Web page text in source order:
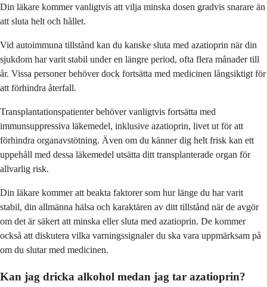
Din läkare kommer vanligtvis att vilja minska dosen gradvis snarare än
att sluta helt och hållet.
Vid autoimmuna tillstånd kan du kanske sluta med azatioprin när din
sjukdom har varit stabil under en längre period, ofta flera månader till
år. Vissa personer behöver dock fortsätta med medicinen långsiktigt för
att förhindra återfall.
Transplantationspatienter behöver vanligtvis fortsätta med
immunsuppressiva läkemedel, inklusive azatioprin, livet ut för att
förhindra organavstötning. Även om du känner dig helt frisk kan ett
uppehåll med dessa läkemedel utsätta ditt transplanterade organ för
allvarlig risk.
Din läkare kommer att beakta faktorer som hur länge du har varit
stabil, din allmänna hälsa och karaktären av ditt tillstånd när de avgör
om det är säkert att minska eller sluta med azatioprin. De kommer
också att diskutera vilka varningssignaler du ska vara uppmärksam på
om du slutar med medicinen.
Kan jag dricka alkohol medan jag tar azatioprin?